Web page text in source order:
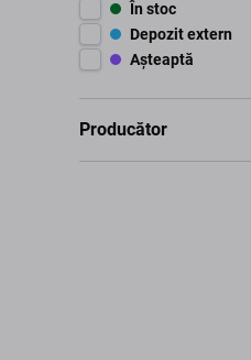
În stoc
Depozit extern
Așteaptă
Producător